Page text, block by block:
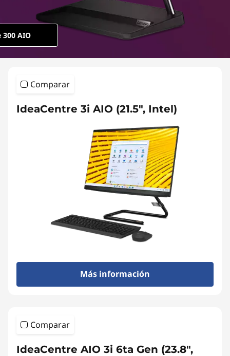
300 AIO
Comparar
IdeaCentre 3i AIO (21.5", Intel)
Más información
Comparar
IdeaCentre AIO 3i 6ta Gen (23.8",